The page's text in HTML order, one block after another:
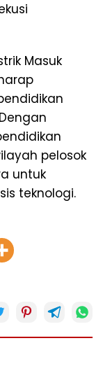
Masuk
pelosok
untuk
teknologi.